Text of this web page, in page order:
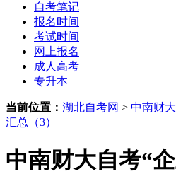
自考笔记
报名时间
考试时间
网上报名
成人高考
专升本
当前位置： 湖北自考网 > 中南财
汇总（3）
中南财大自考“